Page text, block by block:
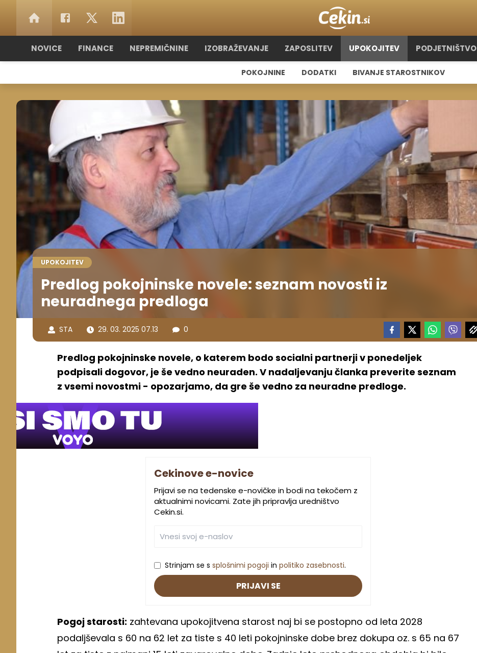
NOVICE FINANCE NEPREMIČNINE IZOBRAŽEVANJE ZAPOSLITEV UPOKOJITEV PODJETNIŠTVO
POKOJNINE DODATKI BIVANJE STAROSTNIKOV
UPOKOJITEV
Predlog pokojninske novele: seznam novosti iz
neuradnega predloga
STA 29. 03. 2025 07.13 0
Predlog pokojninske novele, o katerem bodo socialni partnerji v ponedeljek
podpisali dogovor, je še vedno neuraden. V nadaljevanju članka preverite seznam
z vsemi novostmi - opozarjamo, da gre še vedno za neuradne predloge.
Cekinove e-novice
Prijavi se na tedenske e-novičke in bodi na tekočem z
aktualnimi novicami. Zate jih pripravlja uredništvo
Cekin.si.
Strinjam se s splošnimi pogoji in politiko zasebnosti.
PRIJAVI SE
Pogoj starosti: zahtevana upokojitvena starost naj bi se postopno od leta 2028
podaljševala s 60 na 62 let za tiste s 40 leti pokojninske dobe brez dokupa oz. s 65 na 67